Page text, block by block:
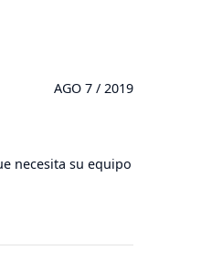
AGO 7 / 2019
necesita su equipo